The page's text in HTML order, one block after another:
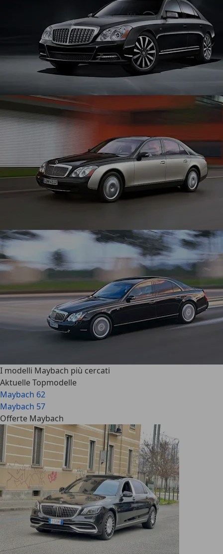
I modelli Maybach più cercati
Aktuelle Topmodelle
Maybach 62
Maybach 57
Offerte Maybach